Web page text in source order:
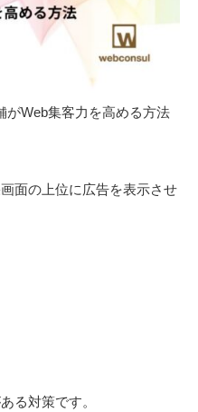
がWeb集客力を高める方法
面の上位に広告を表示させ
る対策です。